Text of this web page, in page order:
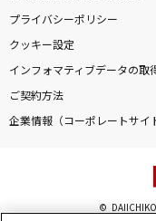
プライバシーポリシー
クッキー設定
インフォマティブデータの取
ご契約方法
企業情報（コーポレートサイ
©